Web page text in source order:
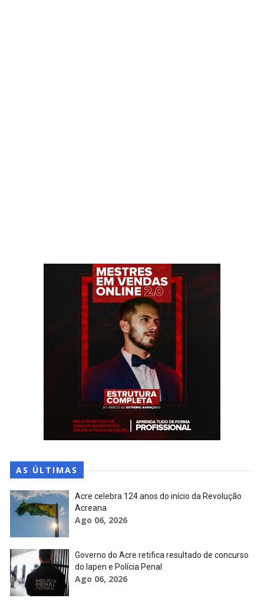
AS ÚLTIMAS
Acre celebra 124 anos do início da Revolução
Acreana
Ago 06, 2026
Governo do Acre retifica resultado de concurso
do Iapen e Polícia Penal
Ago 06, 2026